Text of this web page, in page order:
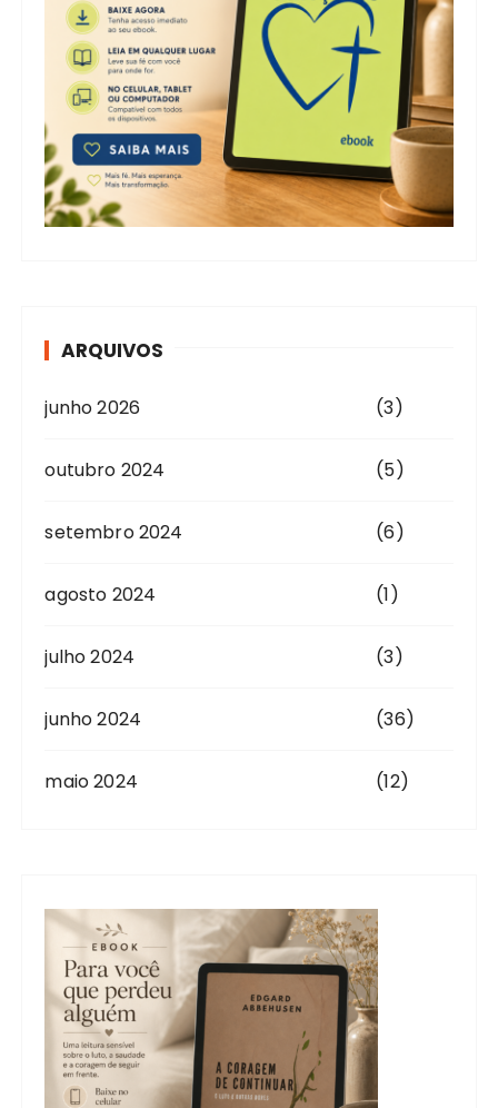
ARQUIVOS
junho 2026 (3)
outubro 2024 (5)
setembro 2024 (6)
agosto 2024 (1)
julho 2024 (3)
junho 2024 (36)
maio 2024 (12)